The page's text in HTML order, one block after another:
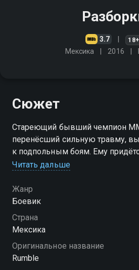
3.7 18+
Мексика 2016
Сюжет
Стареющий бывший чемпион
перенёсший сильную травму,
к подпольным боям. Ему
чтобы спасти свою подругу,
преступного плана
Читать дальше
Жанр
Боевик
Страна
Мексика
Оригинальное название
Rumble